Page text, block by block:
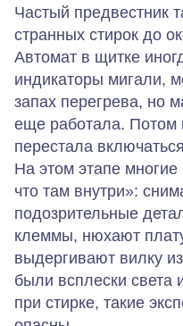
Частый предвестник
странных стирок до
Автомат в щитке
индикаторы мигали,
запах перегрева, но
еще работала. Потом
перестала
На этом этапе
что там внутри»:
подозрительные
клеммы, нюхают
выдергивают вилку
были всплески света
при стирке, такие